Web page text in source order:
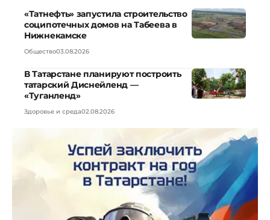
«Татнефть» запустила строительство
соципотечных домов на Табеева в
Нижнекамске
Общество03.08.2026
В Татарстане планируют построить
татарский Диснейленд —
«Туганленд»
Здоровье и среда02.08.2026